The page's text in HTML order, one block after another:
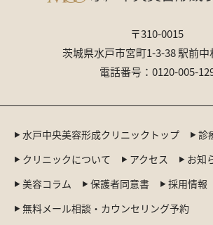
〒310-0015
茨城県水戸市宮町1-3-38 駅前中
電話番号：0120-005-
水戸中央美容形成クリニックトップ 診
クリニックについて
アクセス
お知
美容コラム
保護者同意書
採用情報
無料メール相談・カウンセリング予約